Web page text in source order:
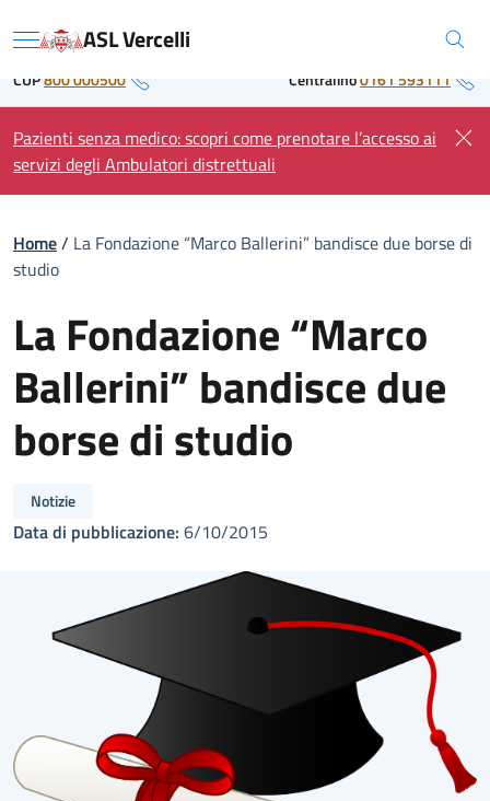
to Regione Piemonte
Menu ASL Vercelli
CUP800 000500 Centralino0161 593111
Pazienti senza medico: scopri come prenotare l’accesso ai
servizi degli Ambulatori distrettuali
Home/ La Fondazione “Marco Ballerini” bandisce due borse di
studio
La Fondazione “Marco
Ballerini” bandisce due
borse di studio
Notizie
Data di pubblicazione: 6/10/2015